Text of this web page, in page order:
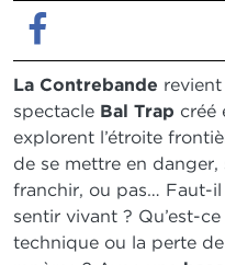
La Contrebande revient
spectacle Bal Trap créé
explorent l’étroite
de se mettre en danger,
franchir, ou pas… Faut-
sentir vivant ? Qu’est-
technique ou la perte